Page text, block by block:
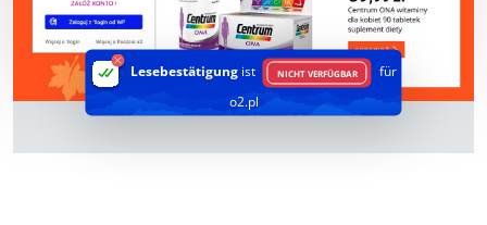
Lesebestätigungist NICHT VERFÜGBAR
für
o2.pl